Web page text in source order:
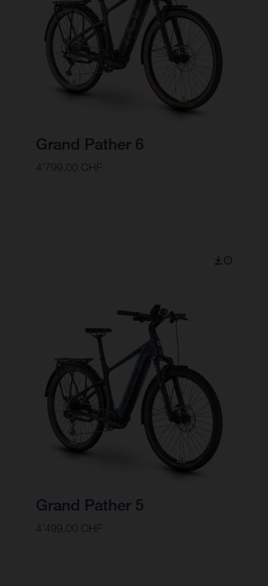
Grand Pather 6
4’799.00 CHF
Grand Pather 5
4’499.00 CHF